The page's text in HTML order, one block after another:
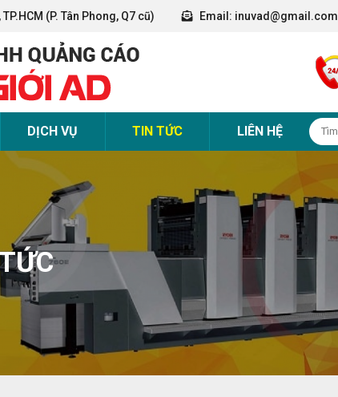
(P. Tân Phong, Q7 cũ) Email: inuvad@gmail.com
DỊCH VỤ TIN TỨC LIÊN HỆ